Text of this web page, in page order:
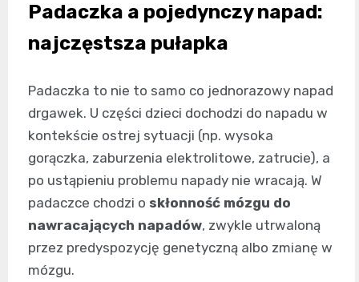
Padaczka a pojedynczy napad:
najczęstsza pułapka
Padaczka to nie to samo co jednorazowy napad
drgawek. U części dzieci dochodzi do napadu w
kontekście ostrej sytuacji (np. wysoka
gorączka, zaburzenia elektrolitowe, zatrucie), a
po ustąpieniu problemu napady nie wracają. W
padaczce chodzi o skłonność mózgu do
nawracających napadów, zwykle utrwaloną
przez predyspozycję genetyczną albo zmianę w
mózgu.